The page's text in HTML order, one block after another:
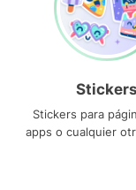
Stickers
Stickers para
apps o cualquier